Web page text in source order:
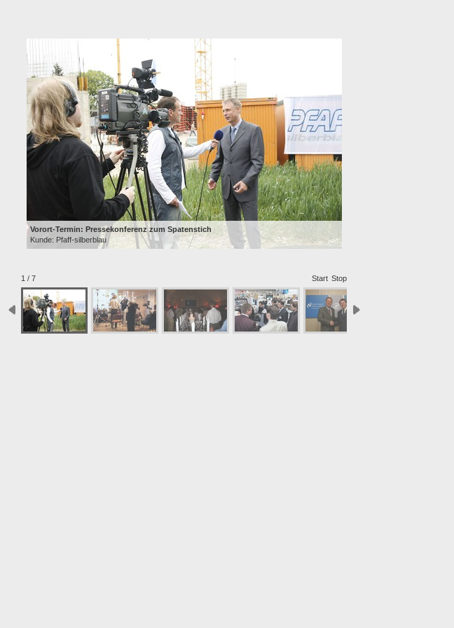
Vorort-Termin: Pressekonferenz zum Spatenstich
Kunde: Pfaff-silberblau
1 / 7 Start Stop